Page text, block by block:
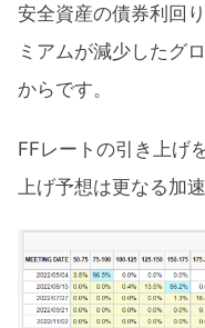
安全資産の債券利回
ミアムが減少したグ
からです。
FFレートの引き上げ
上げ予想は更なる加